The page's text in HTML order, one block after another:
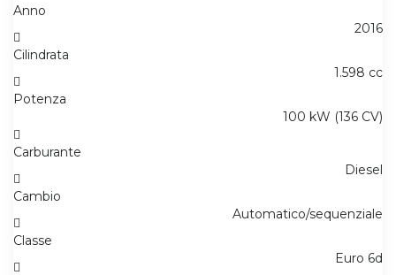
Anno
2016
Cilindrata
1.598 cc
Potenza
100 kW (136 CV)
Carburante
Diesel
Cambio
Automatico/sequenziale
Classe
Euro 6d